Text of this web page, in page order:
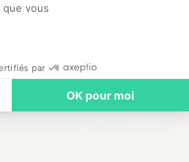
vous
par
OK pour moi